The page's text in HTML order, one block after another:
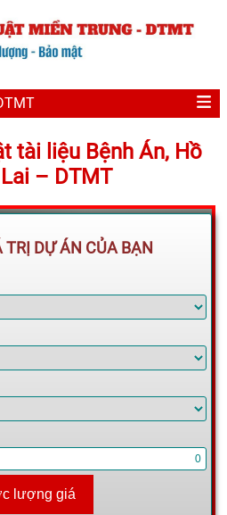
tài liệu Bệnh Án, Hồ
– DTMT
TRỊ DỰ ÁN CỦA BẠN
lượng giá